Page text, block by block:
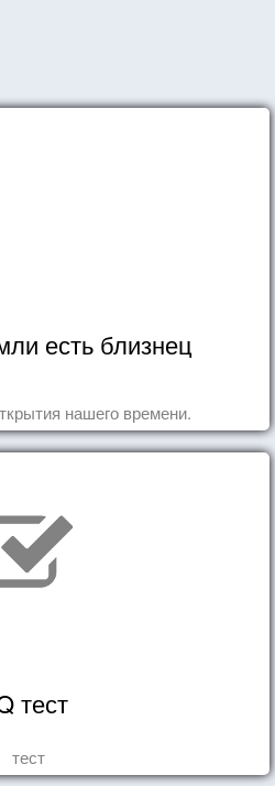
есть близнец
нашего времени.
тест
тест